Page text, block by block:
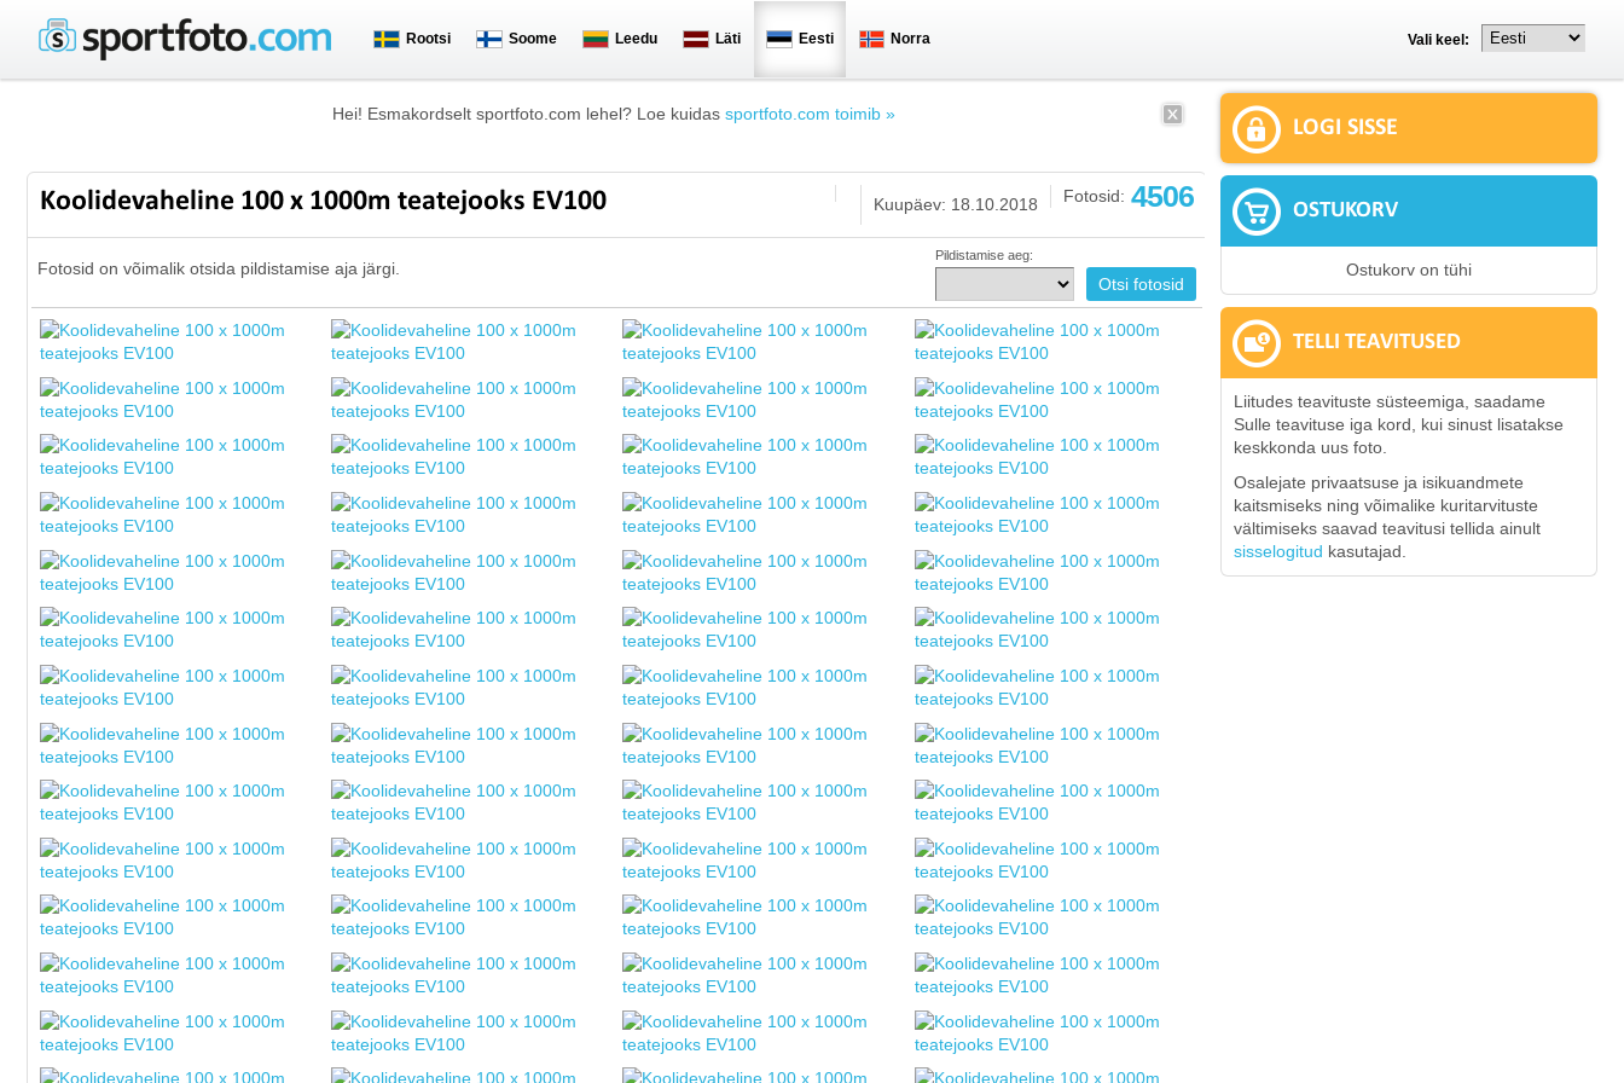
Rootsi Soome Leedu Läti Eesti Norra Vali keel:
Hei! Esmakordselt sportfoto.com lehel? Loe kuidas sportfoto.com toimib »
Koolidevaheline 100 x 1000m teatejooks EV100 Fotosid: 4506
Kuupäev: 18.10.2018
Fotosid on võimalik otsida pildistamise aja järgi.
Pildistamise aeg:
LOGI SISSE
OSTUKORV
Ostukorv on tühi
TELLI TEAVITUSED
Liitudes teavituste süsteemiga, saadame
Sulle teavituse iga kord, kui sinust lisatakse
keskkonda uus foto.
Osalejate privaatsuse ja isikuandmete
kaitsmiseks ning võimalike kuritarvituste
vältimiseks saavad teavitusi tellida ainult
sisselogitud kasutajad.